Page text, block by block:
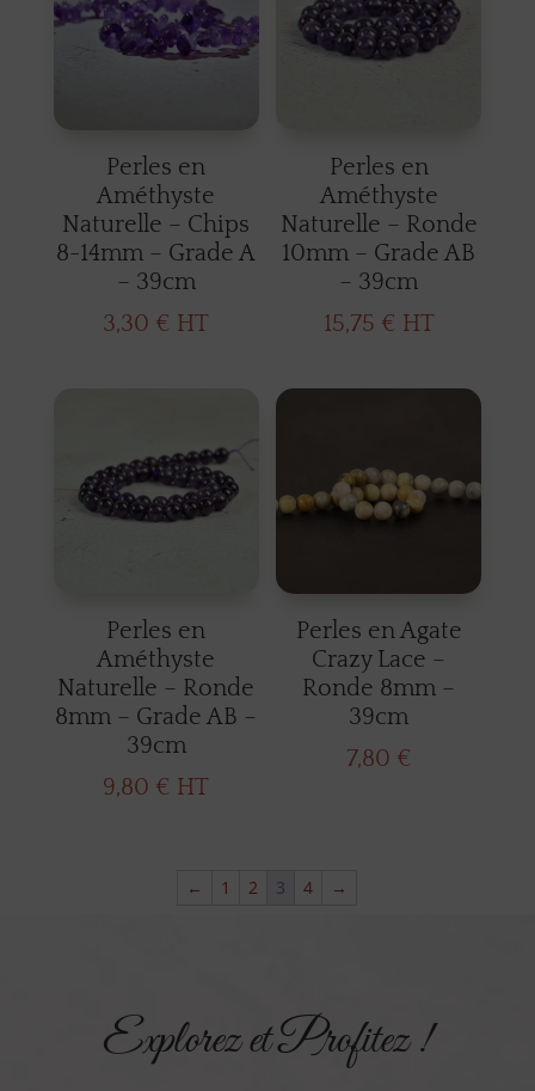
Perles en
Améthyste
Naturelle – Chips
8-14mm – Grade A
– 39cm
3,30 € HT
Perles en
Améthyste
Naturelle – Ronde
10mm – Grade AB
– 39cm
15,75 € HT
Perles en
Améthyste
Naturelle – Ronde
8mm – Grade AB –
39cm
9,80 € HT
Perles en Agate
Crazy Lace –
Ronde 8mm –
39cm
7,80 €
← 1 2 3 4 →
Explorez et Profitez !